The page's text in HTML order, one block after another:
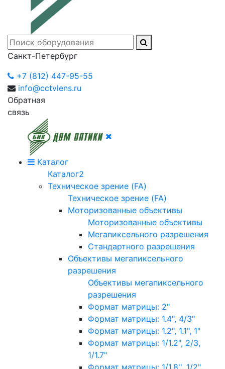
Санкт-Петербург
+7 (812) 447-95-55
info@cctvlens.ru
Обратная
связь
Каталог
Каталог2
Техническое зрение (FA)
Техническое зрение (FA)
Моторизованные объективы
Моторизованные объективы
Мегапиксельного разрешения
Стандартного разрешения
Объективы мегапиксельного
разрешения
Объективы мегапиксельного
разрешения
Формат матрицы: 2"
Формат матрицы: 1.4", 4/3"
Формат матрицы: 1.2", 1.1", 1"
Формат матрицы: 1/1.2", 2/3,
1/1.7"
Формат матрицы: 1/1.8'', 1/2",